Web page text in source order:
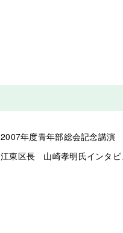
2007年度青年部総会記念講演
江東区長 山崎孝明氏インタビ